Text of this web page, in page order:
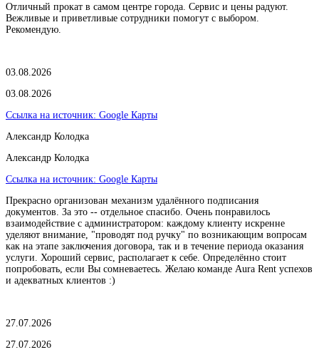
Отличный прокат в самом центре города. Сервис и цены радуют.
Вежливые и приветливые сотрудники помогут с выбором.
Рекомендую.
03.08.2026
03.08.2026
Ссылка на источник: Google Карты
Александр Колодка
Александр Колодка
Ссылка на источник: Google Карты
Прекрасно организован механизм удалённого подписания
документов. За это -- отдельное спасибо. Очень понравилось
взаимодействие с администратором: каждому клиенту искренне
уделяют внимание, "проводят под ручку" по возникающим вопросам
как на этапе заключения договора, так и в течение периода оказания
услуги. Хороший сервис, располагает к себе. Определённо стоит
попробовать, если Вы сомневаетесь. Желаю команде Aura Rent успехов
и адекватных клиентов :)
27.07.2026
27.07.2026